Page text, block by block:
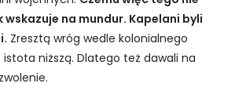
wskazuje na mundur. Kapelani byli
Zresztą wróg wedle kolonialnego
istota niższą. Dlatego też dawali na